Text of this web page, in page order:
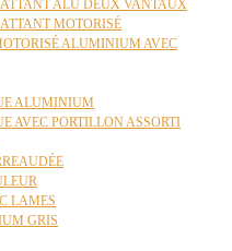
ALU DEUX VANTAUX
MOTORISÉ
ALUMINIUM AVEC
ALUMINIUM
AVEC PORTILLON ASSORTI
LAMES
GRIS